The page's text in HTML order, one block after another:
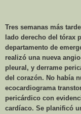
Tres semanas más
lado derecho del tórax
departamento de
realizó una nueva
pleural, y derrame
del corazón. No había
ecocardiograma
pericárdico con
cardíaco. Se planificó